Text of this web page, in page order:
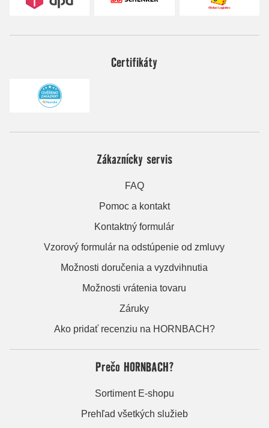
Certifikáty
Zákaznícky servis
FAQ
Pomoc a kontakt
Kontaktný formulár
Vzorový formulár na odstúpenie od zmluvy
Možnosti doručenia a vyzdvihnutia
Možnosti vrátenia tovaru
Záruky
Ako pridať recenziu na HORNBACH?
Prečo HORNBACH?
Sortiment E-shopu
Prehľad všetkých služieb